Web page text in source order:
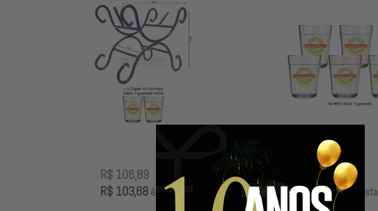
R$ 106,89
R$ 103,68à vista
R$ 99,00
R$ 96,03à vista